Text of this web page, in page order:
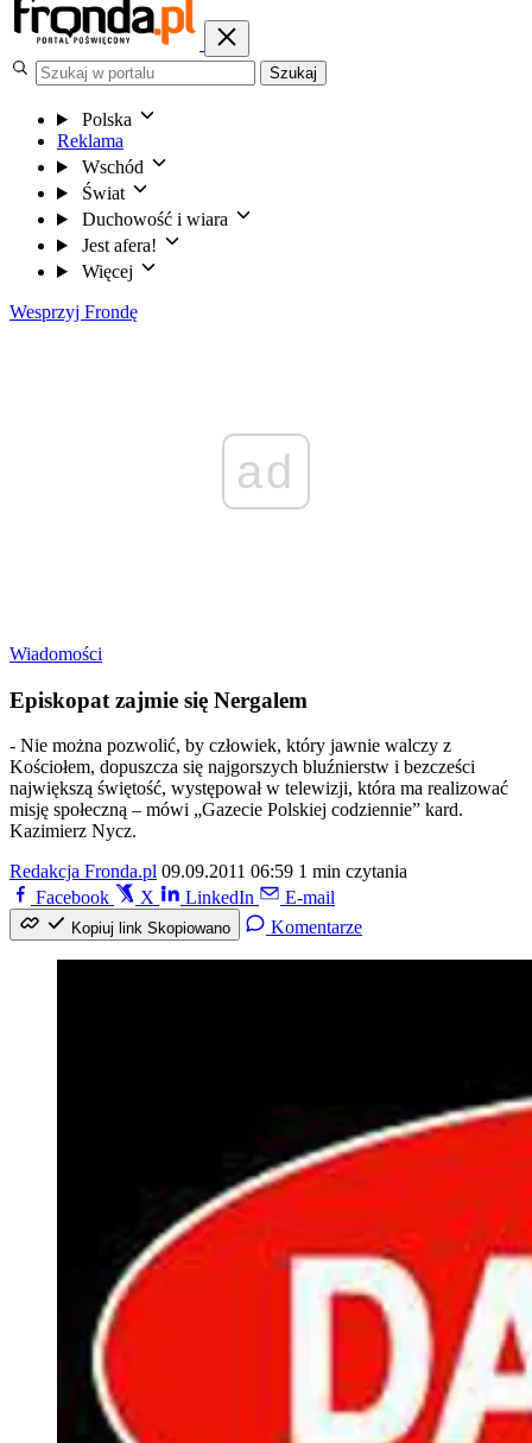
Szukaj
Polska
Reklama
Wschód
Świat
Duchowość i wiara
Jest afera!
Więcej
Wesprzyj Frondę
ad
Wiadomości
Episkopat zajmie się Nergalem
- Nie można pozwolić, by człowiek, który jawnie walczy z
Kościołem, dopuszcza się najgorszych bluźnierstw i bezcześci
największą świętość, występował w telewizji, która ma realizować
misję społeczną – mówi „Gazecie Polskiej codziennie” kard.
Kazimierz Nycz.
Redakcja Fronda.pl 09.09.2011 06:59 1 min czytania
Facebook
X LinkedIn E-mail
Kopiuj link Skopiowano Komentarze